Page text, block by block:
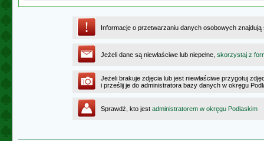
Informacje o przetwarzaniu danych osobowych
Jeżeli dane są niewłaściwe lub niepełne, skorzystaj z
Jeżeli brakuje zdjęcia lub jest niewłaściwe przygotuj
i prześlij je do administratora bazy danych w okręgu
Sprawdź, kto jest administratorem w okręgu Podlaskim